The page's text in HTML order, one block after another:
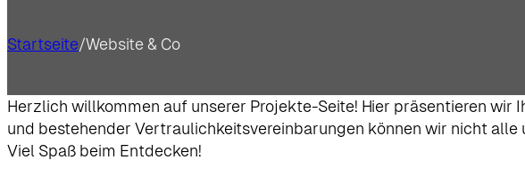
Startseite/Website & Co
Herzlich willkommen auf unserer Projekte-Seite! Hier präsentieren wir
und bestehender Vertraulichkeitsvereinbarungen können wir nicht alle
Viel Spaß beim Entdecken!